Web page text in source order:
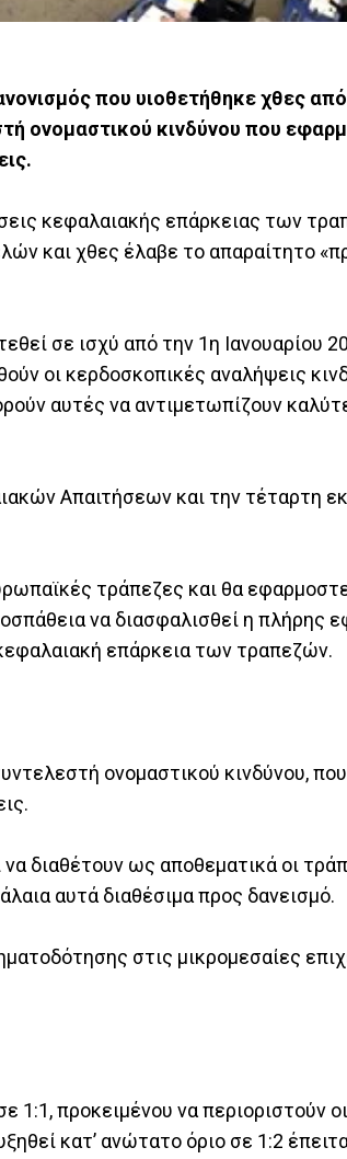
που υιοθετήθηκε χθες
ονομαστικού κινδύνου που
κεφαλαιακής επάρκειας των
και χθες έλαβε το απαραίτητο
σε ισχύ από την 1η Ιανουαρίου
οι κερδοσκοπικές αναλήψεις
αυτές να αντιμετωπίζουν
Απαιτήσεων και την τέταρτη
τράπεζες και θα
να διασφαλισθεί η πλήρης
επάρκεια των τραπεζών.
ονομαστικού κινδύνου,
διαθέτουν ως αποθεματικά οι
αυτά διαθέσιμα προς δανεισμό.
στις μικρομεσαίες
1:1, προκειμένου να περιοριστούν οι
κατ’ ανώτατο όριο σε 1:2